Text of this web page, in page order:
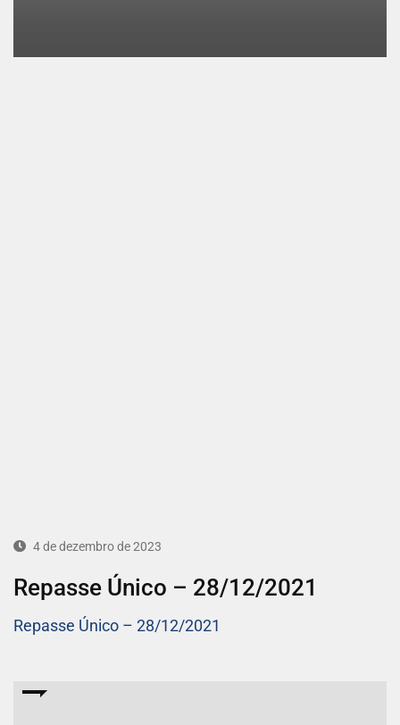
4 de dezembro de 2023
Repasse Único – 28/12/2021
Repasse Único – 28/12/2021